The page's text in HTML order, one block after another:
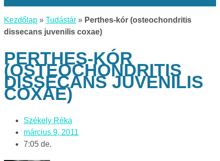
Kezdőlap » Tudástár » Perthes-kór (osteochondritis
dissecans juvenilis coxae)
PERTHES-KÓR
(OSTEOCHONDRITIS
DISSECANS JUVENILIS
COXAE)
Székely Réka
március 9, 2011
7:05 de.